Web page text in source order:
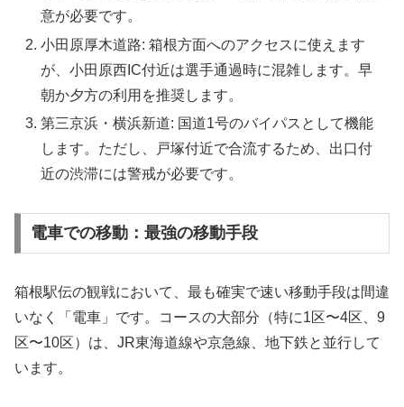
意が必要です。
小田原厚木道路: 箱根方面へのアクセスに使えます
が、小田原西IC付近は選手通過時に混雑します。早
朝か夕方の利用を推奨します。
第三京浜・横浜新道: 国道1号のバイパスとして機能
します。ただし、戸塚付近で合流するため、出口付
近の渋滞には警戒が必要です。
電車での移動：最強の移動手段
箱根駅伝の観戦において、最も確実で速い移動手段は間違
いなく「電車」です。コースの大部分（特に1区〜4区、9
区〜10区）は、JR東海道線や京急線、地下鉄と並行して
います。